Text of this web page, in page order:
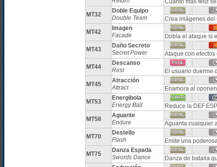
Cuanto más feliz
MT32
Doble Equipo
Double Team
Crea imágenes del
MT42
Imagen
Facade
Dobla el ataque si
MT43
Daño Secreto
Secret Power
Ataque con
MT44
Descanso
Rest
El usuario duerme
MT45
Atracción
Attract
Enamora al
MT53
Energibola
Energy Ball
Reduce la
MT58
Aguante
Endure
Aguanta cualquier
MT70
Destello
Flash
Emite una
MT75
Danza Espada
Swords Dance
Danza de batalla